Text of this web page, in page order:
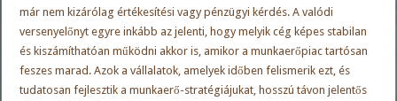
már nem kizárólag értékesítési vagy pénzügyi kérdés. A valódi
versenyelőnyt egyre inkább az jelenti, hogy melyik cég képes stabilan
és kiszámíthatóan működni akkor is, amikor a munkaerőpiac tartósan
feszes marad. Azok a vállalatok, amelyek időben felismerik ezt, és
tudatosan fejlesztik a munkaerő-stratégiájukat, hosszú távon jelentős